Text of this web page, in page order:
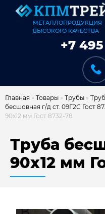
МЕТАЛЛОПРОДУКЦИЯ
ВЫСОКОГО КАЧЕСТВА
+7
Главная » Товары » Трубы »
бесшовная г/д ст. 09Г2С Гост
90х12 мм Гост 8732-78
Труба
90х12 мм